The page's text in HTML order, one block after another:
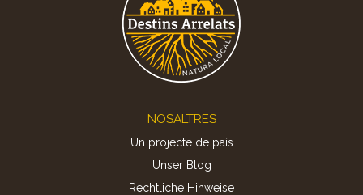
NOSALTRES
Un projecte de país
Unser Blog
Rechtliche Hinweise